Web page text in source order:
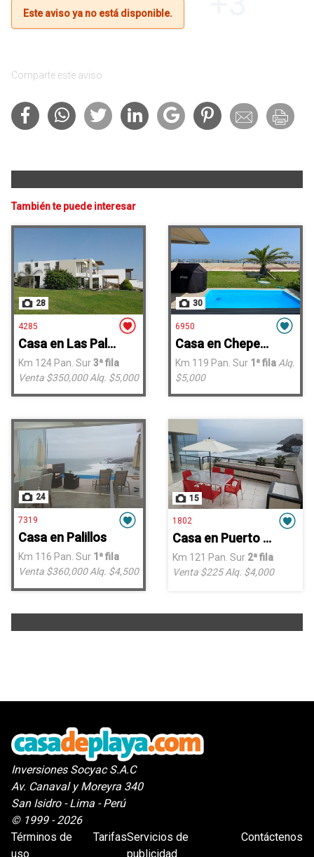
Este aviso ya no está disponible.
Comparte este aviso
También te puede interesar
28
4285
Casa en Las Palmeras
Km 124 Pan. Sur3ª fila
Venta $350,000Alq. $5,000
30
6950
Casa en Chepeconde Mar Adentro
Km 119 Pan. Sur 1ª fila Alq.
$5,000
24
7319
Casa en Palillos
Km 116 Pan. Sur 1ª fila
Venta $360,000Alq. $4,500
15
1802
Casa en Puerto Fiel
Km 121 Pan. Sur 2ª fila
Venta $225Alq. $4,000
Inversiones Socyac S.A.C
Av. Canaval y Moreyra 340
San Isidro - Lima - Perú
© 1999 - 2026
Términos de
uso
TarifasServicios de
publicidad
Contáctenos